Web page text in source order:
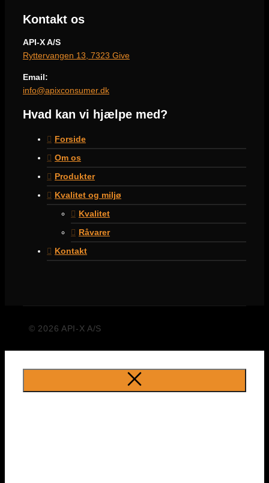
Kontakt os
API-X A/S
Ryttervangen 13, 7323 Give
Email:
info@apixconsumer.dk
Hvad kan vi hjælpe med?
Forside
Om os
Produkter
Kvalitet og miljø
Kvalitet
Råvarer
Kontakt
© 2026 API-X A/S